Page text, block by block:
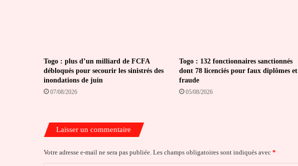
Togo : plus d’un milliard de FCFA
débloqués pour secourir les sinistrés des
inondations de juin
07/08/2026
Togo : 132 fonctionnaires sanctionnés
dont 78 licenciés pour faux diplômes et
fraude
05/08/2026
Laisser un commentaire
Votre adresse e-mail ne sera pas publiée. Les champs obligatoires sont indiqués avec *